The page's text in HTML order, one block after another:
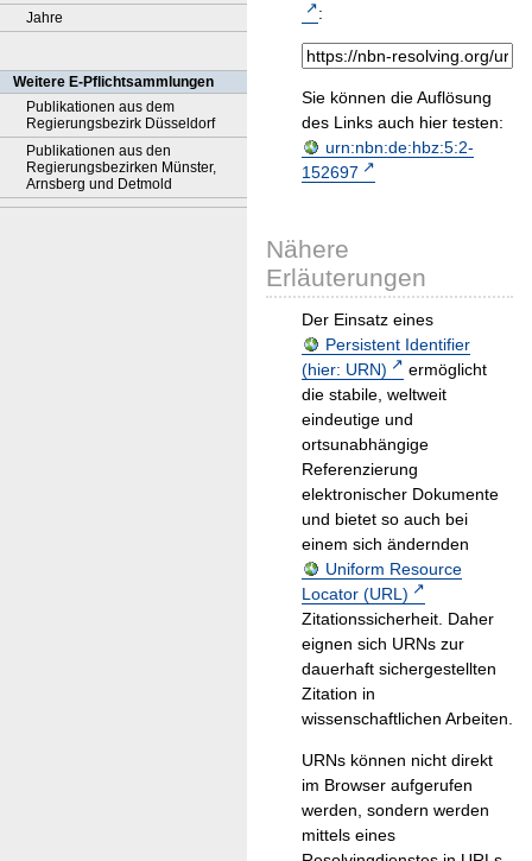
Jahre
Weitere E-Pflichtsammlungen
Publikationen aus dem
Regierungsbezirk Düsseldorf
Publikationen aus den
Regierungsbezirken Münster,
Arnsberg und Detmold
:
Sie können die Auflösung
des Links auch hier testen:
urn:nbn:de:hbz:5:2-
152697
Nähere
Erläuterungen
Der Einsatz eines
Persistent Identifier
(hier: URN)
ermöglicht
die stabile, weltweit
eindeutige und
ortsunabhängige
Referenzierung
elektronischer Dokumente
und bietet so auch bei
einem sich ändernden
Uniform Resource
Locator (URL)
Zitationssicherheit. Daher
eignen sich URNs zur
dauerhaft sichergestellten
Zitation in
wissenschaftlichen Arbeiten.
URNs können nicht direkt
im Browser aufgerufen
werden, sondern werden
mittels eines